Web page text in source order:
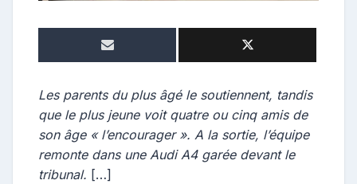
Les parents du plus âgé le soutiennent, tandis
que le plus jeune voit quatre ou cinq amis de
son âge « l’encourager ». A la sortie, l’équipe
remonte dans une Audi A4 garée devant le
tribunal. […]